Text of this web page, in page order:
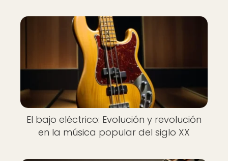
El bajo eléctrico: Evolución y revolución
en la música popular del siglo XX